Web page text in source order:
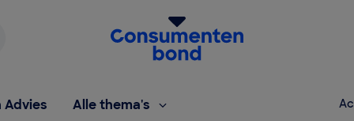
Homepage van de Consumentenbond
Advies Alle thema's